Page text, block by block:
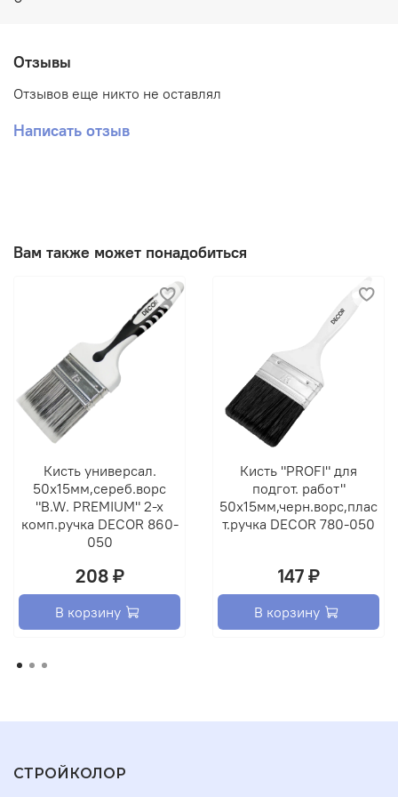
Отзывы
Отзывов еще никто не оставлял
Написать отзыв
Вам также может понадобиться
Кисть универсал.
50х15мм,сереб.ворс
"B.W. PREMIUM" 2-х
комп.ручка DECOR 860-
050
208 ₽
В корзину
Кисть "PROFI" для
подгот. работ"
50х15мм,черн.ворс,плас
т.ручка DECOR 780-050
147 ₽
В корзину
СТРОЙКОЛОР